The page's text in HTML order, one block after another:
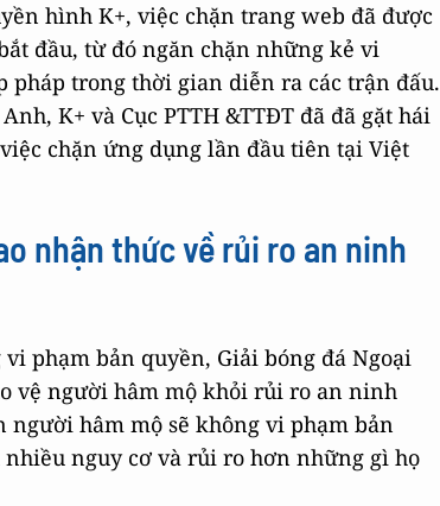
hình K+, việc chặn trang web đã được
đầu, từ đó ngăn chặn những kẻ vi
trong thời gian diễn ra các trận đấu.
K+ và Cục PTTH &TTĐT đã đã gặt hái
chặn ứng dụng lần đầu tiên tại Việt
nhận thức về rủi ro an ninh
phạm bản quyền, Giải bóng đá Ngoại
vệ người hâm mộ khỏi rủi ro an ninh
hâm mộ sẽ không vi phạm bản
nguy cơ và rủi ro hơn những gì họ